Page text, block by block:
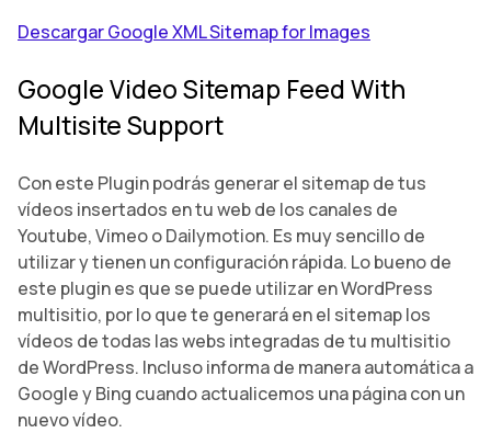
Descargar Google XML Sitemap for Images
Google Video Sitemap Feed With
Multisite Support
Con este Plugin podrás generar el sitemap de tus
vídeos insertados en tu web de los canales de
Youtube, Vimeo o Dailymotion. Es muy sencillo de
utilizar y tienen un configuración rápida. Lo bueno de
este plugin es que se puede utilizar en WordPress
multisitio, por lo que te generará en el sitemap los
vídeos de todas las webs integradas de tu multisitio
de WordPress. Incluso informa de manera automática a
Google y Bing cuando actualicemos una página con un
nuevo vídeo.